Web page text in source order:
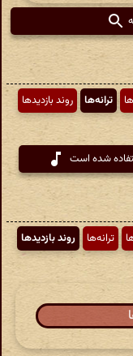
ترانه‌ها
روند بازدیدها
شده است
ترانه‌ها
روند بازدیدها